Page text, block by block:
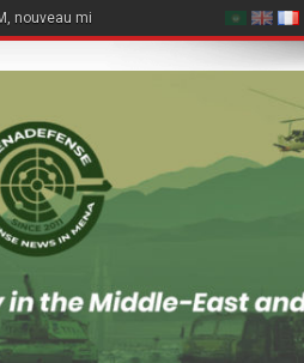
nouveau missile air-air du Su-57E